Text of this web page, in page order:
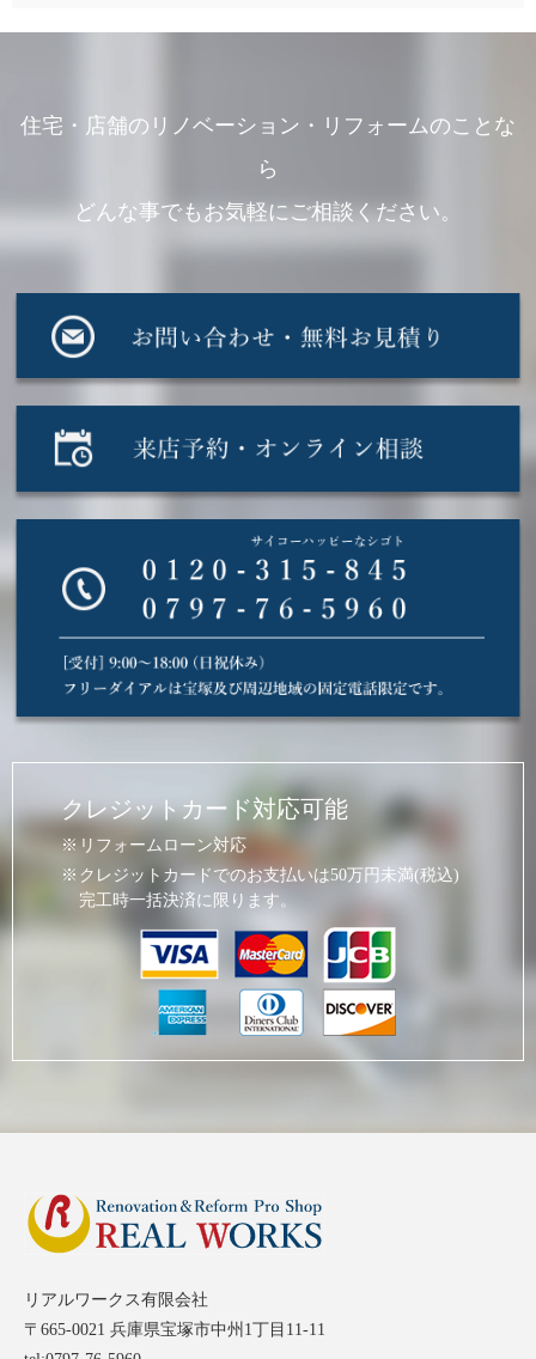
住宅・店舗のリノベーション・リフォームのことな
ら
どんな事でもお気軽にご相談ください。
クレジットカード対応可能
リフォームローン対応
クレジットカードでのお支払いは50万円未満(税込)
完工時一括決済に限ります。
リアルワークス有限会社
〒665-0021 兵庫県宝塚市中州1丁目11-11